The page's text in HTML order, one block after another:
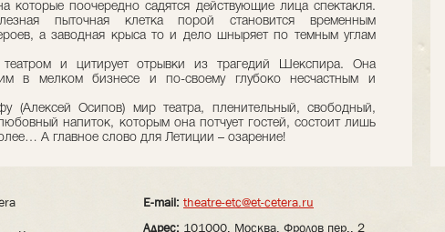
которые поочередно садятся действующие лица спектакля.
пыточная клетка порой становится временным
а заводная крыса то и дело шныряет по темным углам
и цитирует отрывки из трагедий Шекспира. Она
в мелком бизнесе и по-своему глубоко несчастным и
(Алексей Осипов) мир театра, пленительный, свободный,
напиток, которым она потчует гостей, состоит лишь
А главное слово для Летиции – озарение!
E-mail: theatre-etc@et-cetera.ru
Адрес: 101000, Москва, Фролов пер., 2